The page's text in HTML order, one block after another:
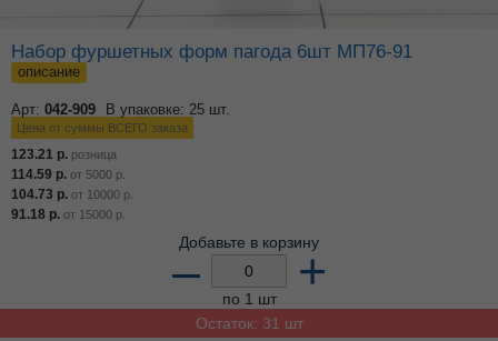
Набор фуршетных форм пагода 6шт МП76-91
описание
Арт: 042-909 В упаковке: 25 шт.
Цена от суммы ВСЕГО заказа
123.21 р. розница
114.59 р. от 5000 р.
104.73 р. от 10000 р.
91.18 р. от 15000 р.
Добавьте в корзину
– +
по 1 шт
Остаток: 31 шт